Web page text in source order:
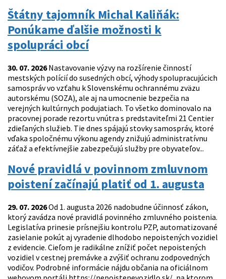
Štátny tajomník Michal Kaliňák:
Ponúkame ďalšie možnosti k
spolupráci obcí
30. 07. 2026Nastavovanie výzvy na rozšírenie činností
mestských polícií do susedných obcí, výhody spolupracujúcich
samospráv vo vzťahu k Slovenskému ochrannému zväzu
autorskému (SOZA), ale aj na umocnenie bezpečia na
verejných kultúrnych podujatiach. To všetko dominovalo na
pracovnej porade rezortu vnútra s predstaviteľmi 21 Centier
zdieľaných služieb. Tie dnes spájajú stovky samospráv, ktoré
vďaka spoločnému výkonu agendy znižujú administratívnu
záťaž a efektívnejšie zabezpečujú služby pre obyvateľov...
Nové pravidlá v povinnom zmluvnom
poistení začínajú platiť od 1. augusta
29. 07. 2026Od 1. augusta 2026 nadobudne účinnosť zákon,
ktorý zavádza nové pravidlá povinného zmluvného poistenia.
Legislatíva prinesie prísnejšiu kontrolu PZP, automatizované
zasielanie pokút aj vyradenie dlhodobo nepoistených vozidiel
z evidencie. Cieľom je radikálne znížiť počet nepoistených
vozidiel v cestnej premávke a zvýšiť ochranu zodpovedných
vodičov. Podrobné informácie nájdu občania na oficiálnom